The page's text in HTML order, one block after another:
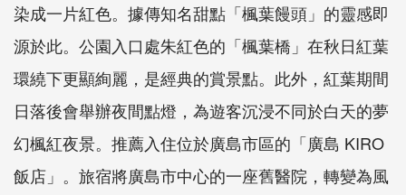
染成一片紅色。據傳知名甜點「楓葉饅頭」的靈感即
源於此。公園入口處朱紅色的「楓葉橋」在秋日紅葉
環繞下更顯絢麗，是經典的賞景點。此外，紅葉期間
日落後會舉辦夜間點燈，為遊客沉浸不同於白天的夢
幻楓紅夜景。推薦入住位於廣島市區的「廣島 KIRO
飯店」。旅宿將廣島市中心的一座舊醫院，轉變為風